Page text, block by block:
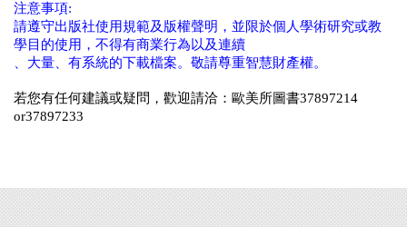
注意事項:
請遵守出版社使用規範及版權聲明，並限於個人學術研究或教
學目的使用，不得有商業行為以及連續
、大量、有系統的下載檔案。敬請尊重智慧財產權。
若您有任何建議或疑問，歡迎請洽：歐美所圖書37897214
or37897233